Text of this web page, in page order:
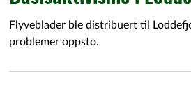
Flyveblader ble distribuert til
problemer oppsto.